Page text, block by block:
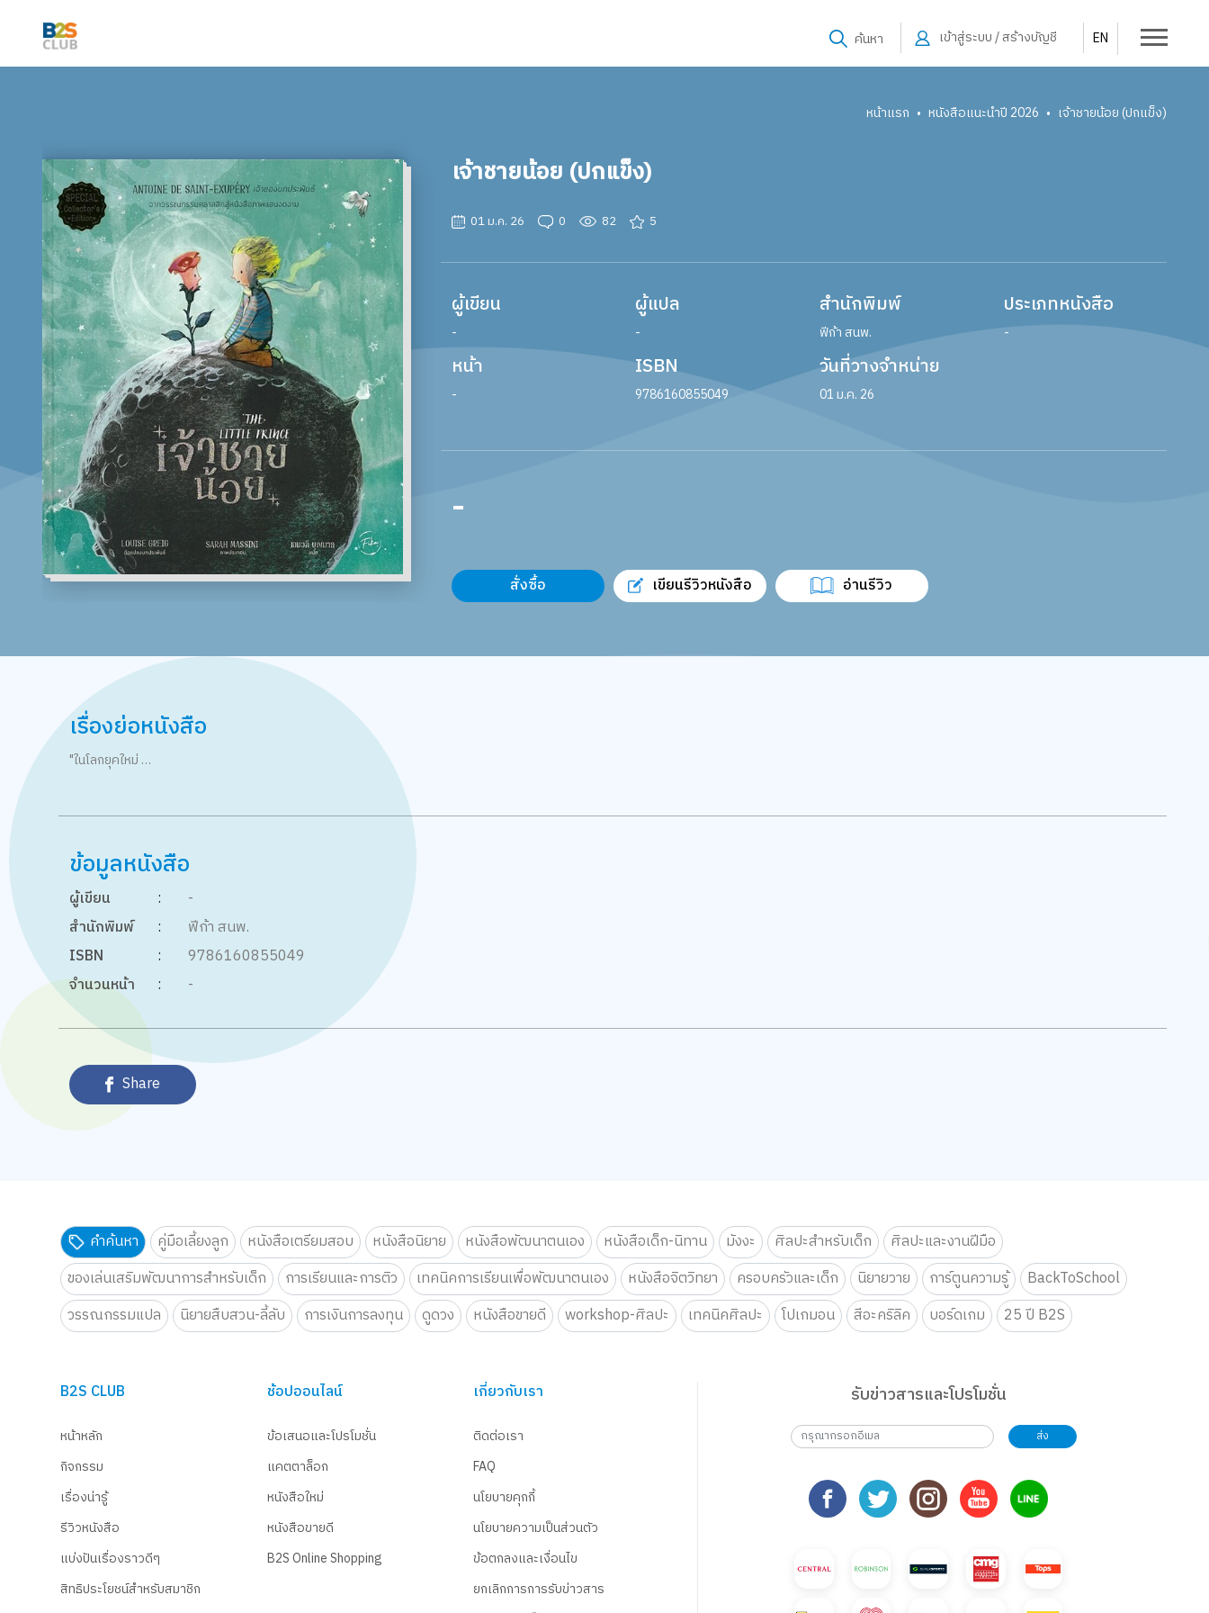
ค้นหา เข้าสู่ระบบ / สร้างบัญชี EN
หน้าแรก • หนังสือแนะนำปี 2026 • เจ้าชายน้อย (ปกแข็ง)
เจ้าชายน้อย (ปกแข็ง)
01 ม.ค. 26 0 82 5
ผู้เขียน
-
ผู้แปล
-
สำนักพิมพ์
ฟีก้า สนพ.
ประเภทหนังสือ
-
หน้า
-
ISBN
9786160855049
วันที่วางจำหน่าย
01 ม.ค. 26
-
สั่งซื้อ เขียนรีวิวหนังสือ อ่านรีวิว
เรื่องย่อหนังสือ
"ในโลกยุคใหม่ …
ข้อมูลหนังสือ
ผู้เขียน :
-
สำนักพิมพ์
:
ฟีก้า สนพ.
ISBN
:
9786160855049
จำนวนหน้า
: -
Share
คำค้นหา คู่มือเลี้ยงลูก หนังสือเตรียมสอบ หนังสือนิยาย หนังสือพัฒนาตนเอง หนังสือเด็ก-นิทาน มังงะ ศิลปะสำหรับเด็ก
ศิลปะและงานฝีมือ
ของเล่นเสริมพัฒนาการสำหรับเด็ก
การเรียนและการติว เทคนิคการเรียนเพื่อพัฒนาตนเอง หนังสือจิตวิทยา ครอบครัวและเด็ก นิยายวาย การ์ตูนความรู้
BackToSchool
วรรณกรรมแปล
นิยายสืบสวน-ลี้ลับ การเงินการลงทุน ดูดวง หนังสือขายดี workshop-ศิลปะ เทคนิคศิลปะ โปเกมอน สีอะคริลิค บอร์ดเกม 25 ปี B2S
B2S CLUB
หน้าหลัก
กิจกรรม
เรื่องน่ารู้
รีวิวหนังสือ
แบ่งปันเรื่องราวดีๆ
สิทธิประโยชน์สำหรับสมาชิก
ช้อปออนไลน์
ข้อเสนอและโปรโมชั่น
แคตตาล็อก
หนังสือใหม่
หนังสือขายดี
B2S Online Shopping
เกี่ยวกับเรา
ติดต่อเรา
FAQ
นโยบายคุกกี้
นโยบายความเป็นส่วนตัว
ข้อตกลงและเงื่อนไข
ยกเลิกการการรับข่าวสาร
รับข่าวสารและโปรโมชั่น
ส่ง